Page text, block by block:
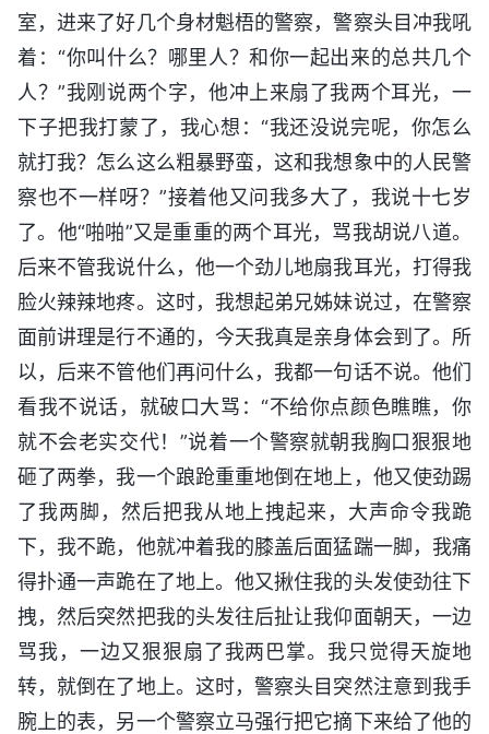
室，进来了好几个身材魁梧的警察，警察头目冲我吼
着：“你叫什么？哪里人？和你一起出来的总共几个
人？”我刚说两个字，他冲上来扇了我两个耳光，一
下子把我打蒙了，我心想：“我还没说完呢，你怎么
就打我？怎么这么粗暴野蛮，这和我想象中的人民警
察也不一样呀？”接着他又问我多大了，我说十七岁
了。他“啪啪”又是重重的两个耳光，骂我胡说八道。
后来不管我说什么，他一个劲儿地扇我耳光，打得我
脸火辣辣地疼。这时，我想起弟兄姊妹说过，在警察
面前讲理是行不通的，今天我真是亲身体会到了。所
以，后来不管他们再问什么，我都一句话不说。他们
看我不说话，就破口大骂：“不给你点颜色瞧瞧，你
就不会老实交代！”说着一个警察就朝我胸口狠狠地
砸了两拳，我一个踉跄重重地倒在地上，他又使劲踢
了我两脚，然后把我从地上拽起来，大声命令我跪
下，我不跪，他就冲着我的膝盖后面猛踹一脚，我痛
得扑通一声跪在了地上。他又揪住我的头发使劲往下
拽，然后突然把我的头发往后扯让我仰面朝天，一边
骂我，一边又狠狠扇了我两巴掌。我只觉得天旋地
转，就倒在了地上。这时，警察头目突然注意到我手
腕上的表，另一个警察立马强行把它摘下来给了他的